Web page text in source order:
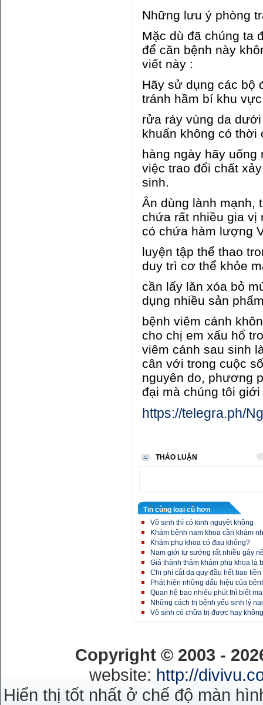
Những lưu ý phòng
Mặc dù đã chúng ta
để căn bệnh này
viết này :
Hãy sử dụng các bộ
tránh hầm bí khu
rửa ráy vùng da
khuẩn không có thời
hàng ngày hãy
việc trao đổi chất
sinh.
Ẳn dùng lành mạnh,
chứa rất nhiều gia
có chứa hàm lượng
luyện tập thể thao
duy trì cơ thể khỏe
cần lấy lăn xóa bỏ
dụng nhiều sản
bệnh viêm cánh
cho chị em xấu hổ
viêm cánh sau sinh
cân với trong cuộc
nguyên do, phương
đại mà chúng tôi
https://telegra.ph/
THẢO LUẬN
Tin cùng loại cũ hơn
Vô sinh thì có kinh nguyệt không
Khám bệnh nam khoa cần khám
Khám phụ khoa có đau không?
Nam giới tự sướng rất nhiều gây
Giá thành thăm khám phụ khoa là
Chi phí cắt da quy đầu hết bao tiền
Phát hiện những dấu hiệu của
Quan hệ bao nhiêu phút thì biết
Những cách trị bệnh yếu sinh lý
Vô sinh có chữa trị được hay không
Copyright © 2003 -
website: http://
Hiển thị tốt nhất ở chế độ màn